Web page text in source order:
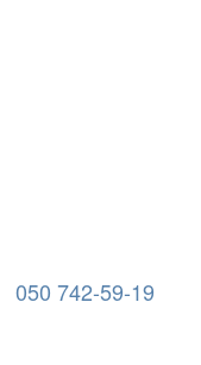
050 742-59-19